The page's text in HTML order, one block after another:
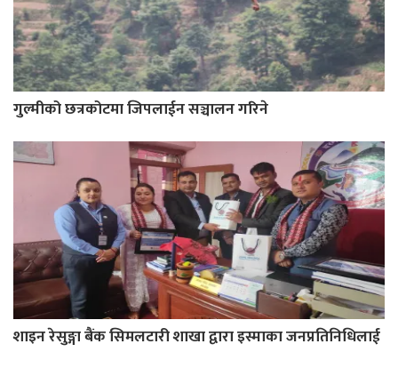
गुल्मीको छत्रकोटमा जिपलाईन सञ्चालन गरिने
शाइन रेसुङ्गा बैंक सिमलटारी शाखा द्वारा इस्माका जनप्रतिनिधिलाई